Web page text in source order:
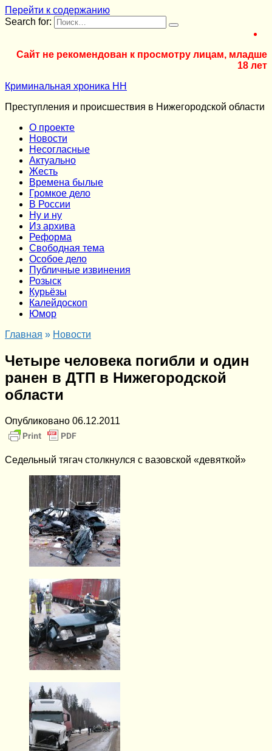
Перейти к содержанию
Search for:
Сайт не рекомендован к просмотру лицам, младше
18 лет
Криминальная хроника НН
Преступления и происшествия в Нижегородской области
О проекте
Новости
Несогласные
Актуально
Жесть
Времена былые
Громкое дело
В России
Ну и ну
Из архива
Реформа
Cвободная тема
Особое дело
Публичные извинения
Розыск
Курьёзы
Калейдоскоп
Юмор
Главная » Новости
Четыре человека погибли и один
ранен в ДТП в Нижегородской
области
Опубликовано 06.12.2011
Седельный тягач столкнулся с вазовской «девяткой»